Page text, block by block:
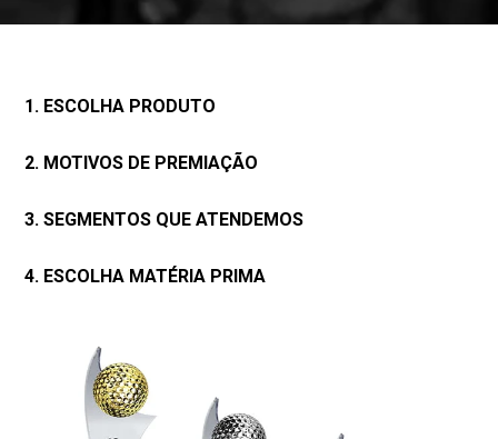
1. ESCOLHA PRODUTO
2. MOTIVOS DE PREMIAÇÃO
3. SEGMENTOS QUE ATENDEMOS
4. ESCOLHA MATÉRIA PRIMA